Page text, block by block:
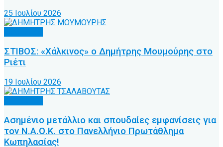
25 Ιουλίου 2026
ΣΤΙΒΟΣ: «Χάλκινος» ο Δημήτρης Μουμούρης στο
Ριέτι
19 Ιουλίου 2026
Ασημένιο μετάλλιο και σπουδαίες εμφανίσεις για
τον Ν.Α.Ο.Κ. στο Πανελλήνιο Πρωτάθλημα
Κωπηλασίας!